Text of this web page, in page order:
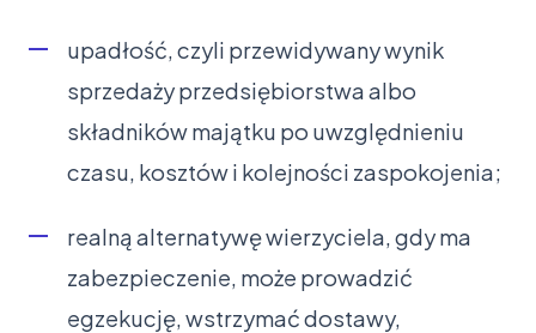
upadłość, czyli przewidywany wynik
sprzedaży przedsiębiorstwa albo
składników majątku po uwzględnieniu
czasu, kosztów i kolejności zaspokojenia;
realną alternatywę wierzyciela, gdy ma
zabezpieczenie, może prowadzić
egzekucję, wstrzymać dostawy,